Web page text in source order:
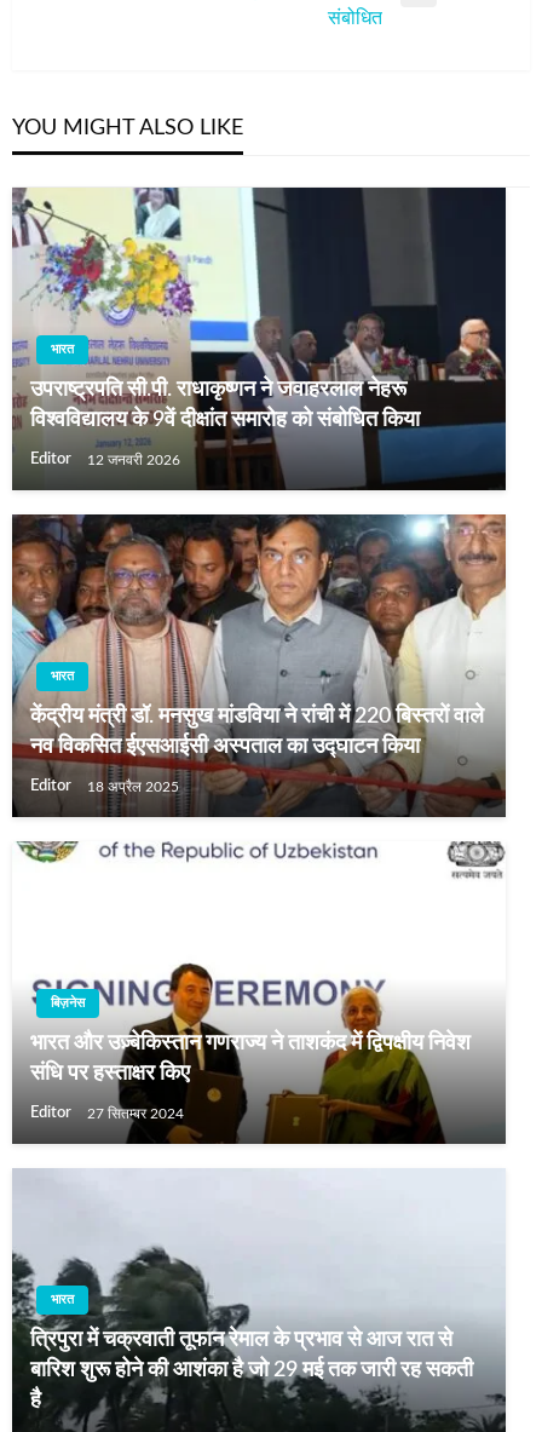
संबोधित
YOU MIGHT ALSO LIKE
भारत
उपराष्ट्रपति सी.पी. राधाकृष्णन ने जवाहरलाल नेहरू
विश्वविद्यालय के 9वें दीक्षांत समारोह को संबोधित किया
Editor 12 जनवरी 2026
भारत
केंद्रीय मंत्री डॉ. मनसुख मांडविया ने रांची में 220 बिस्तरों वाले
नव विकसित ईएसआईसी अस्पताल का उद्घाटन किया
Editor 18 अप्रैल 2025
बिज़नेस
भारत और उज़्बेकिस्तान गणराज्य ने ताशकंद में द्विपक्षीय निवेश
संधि पर हस्ताक्षर किए
Editor 27 सितम्बर 2024
भारत
त्रिपुरा में चक्रवाती तूफान रेमाल के प्रभाव से आज रात से
बारिश शुरू होने की आशंका है जो 29 मई तक जारी रह सकती
है